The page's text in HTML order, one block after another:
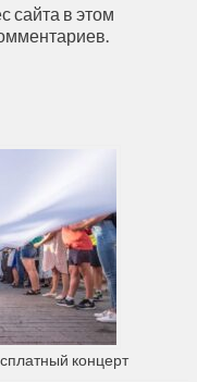
сайта в этом
концерт